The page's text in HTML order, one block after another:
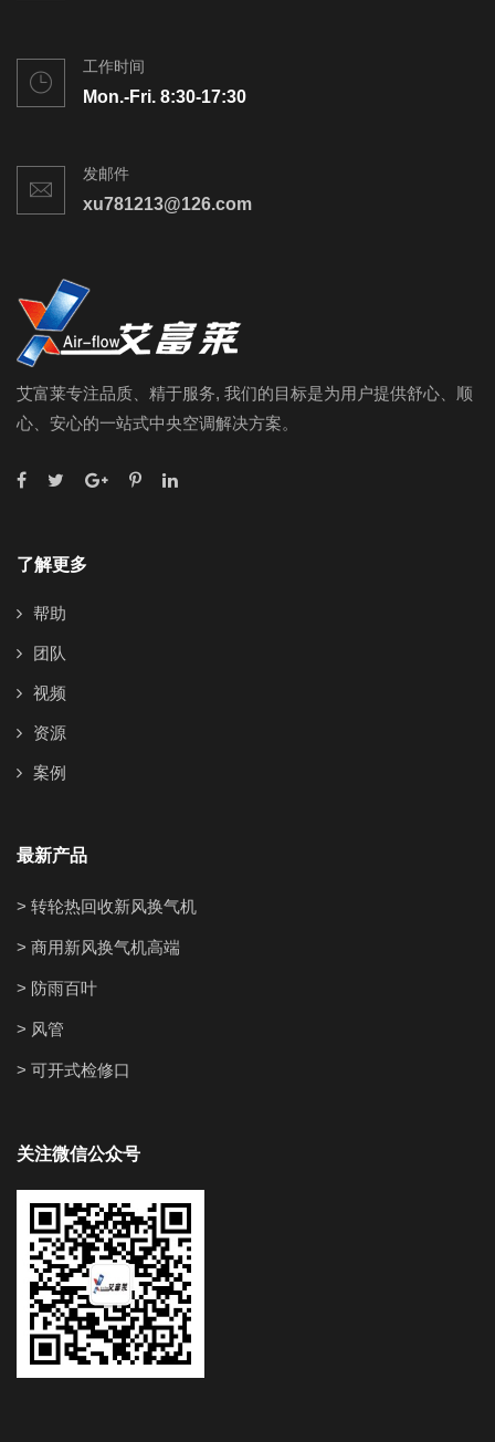
工作时间
Mon.-Fri. 8:30-17:30
发邮件
xu781213@126.com
艾富莱专注品质、精于服务, 我们的目标是为用户提供舒心、顺
心、安心的一站式中央空调解决方案。
了解更多
帮助
团队
视频
资源
案例
最新产品
> 转轮热回收新风换气机
> 商用新风换气机高端
> 防雨百叶
> 风管
> 可开式检修口
关注微信公众号